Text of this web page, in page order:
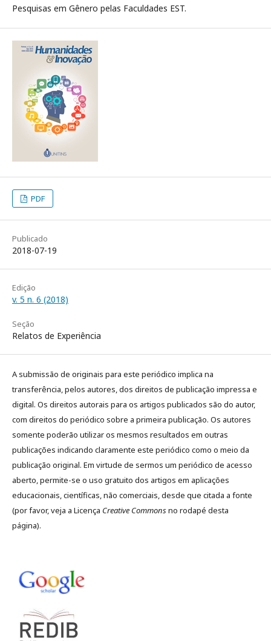
Pesquisas em Gênero pelas Faculdades EST.
PDF
Publicado
2018-07-19
Edição
v. 5 n. 6 (2018)
Seção
Relatos de Experiência
A submissão de originais para este periódico implica na
transferência, pelos autores, dos direitos de publicação impressa e
digital. Os direitos autorais para os artigos publicados são do autor,
com direitos do periódico sobre a primeira publicação. Os autores
somente poderão utilizar os mesmos resultados em outras
publicações indicando claramente este periódico como o meio da
publicação original. Em virtude de sermos um periódico de acesso
aberto, permite-se o uso gratuito dos artigos em aplicações
educacionais, científicas, não comerciais, desde que citada a fonte
(por favor, veja a Licença Creative Commonsno rodapé desta
página).